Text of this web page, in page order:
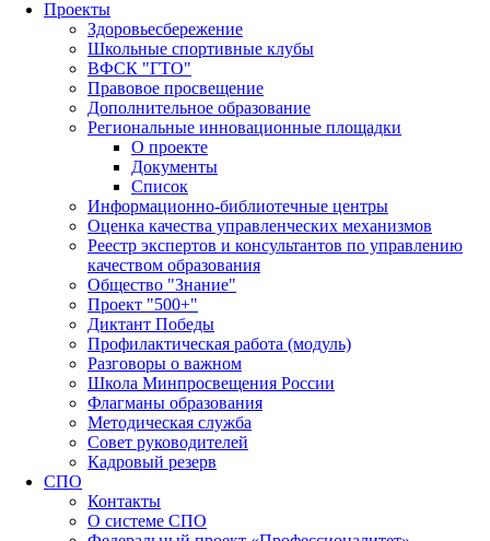
Проекты
Здоровьесбережение
Школьные спортивные клубы
ВФСК "ГТО"
Правовое просвещение
Дополнительное образование
Региональные инновационные площадки
О проекте
Документы
Список
Информационно-библиотечные центры
Оценка качества управленческих механизмов
Реестр экспертов и консультантов по управлению
качеством образования
Общество "Знание"
Проект "500+"
Диктант Победы
Профилактическая работа (модуль)
Разговоры о важном
Школа Минпросвещения России
Флагманы образования
Методическая служба
Совет руководителей
Кадровый резерв
СПО
Контакты
О системе СПО